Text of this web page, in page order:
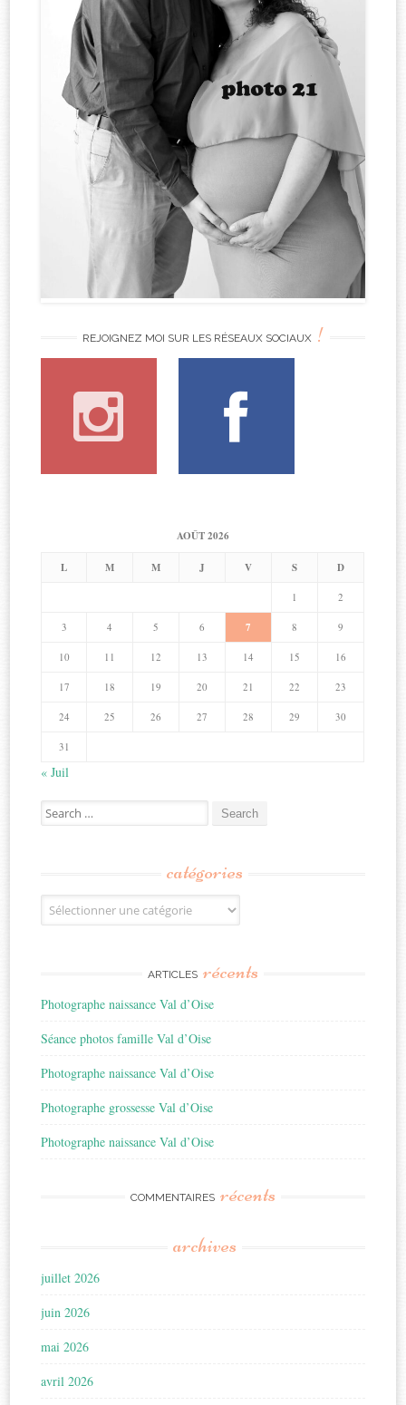
REJOIGNEZ MOI SUR LES RÉSEAUX SOCIAUX !
AOÛT 2026
L M M J V S D
1 2
3 4 5 6 7 8 9
10 11 12 13 14 15 16
17 18 19 20 21 22 23
24 25 26 27 28 29 30
31
« Juil
Search
for:
catégories
Catégories
ARTICLES récents
Photographe naissance Val d’Oise
Séance photos famille Val d’Oise
Photographe naissance Val d’Oise
Photographe grossesse Val d’Oise
Photographe naissance Val d’Oise
COMMENTAIRES récents
archives
juillet 2026
juin 2026
mai 2026
avril 2026